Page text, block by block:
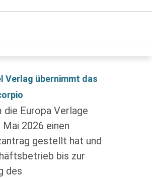
Verlag übernimmt das
die Europa Verlage
Mai 2026 einen
gestellt hat und
bis zur
des